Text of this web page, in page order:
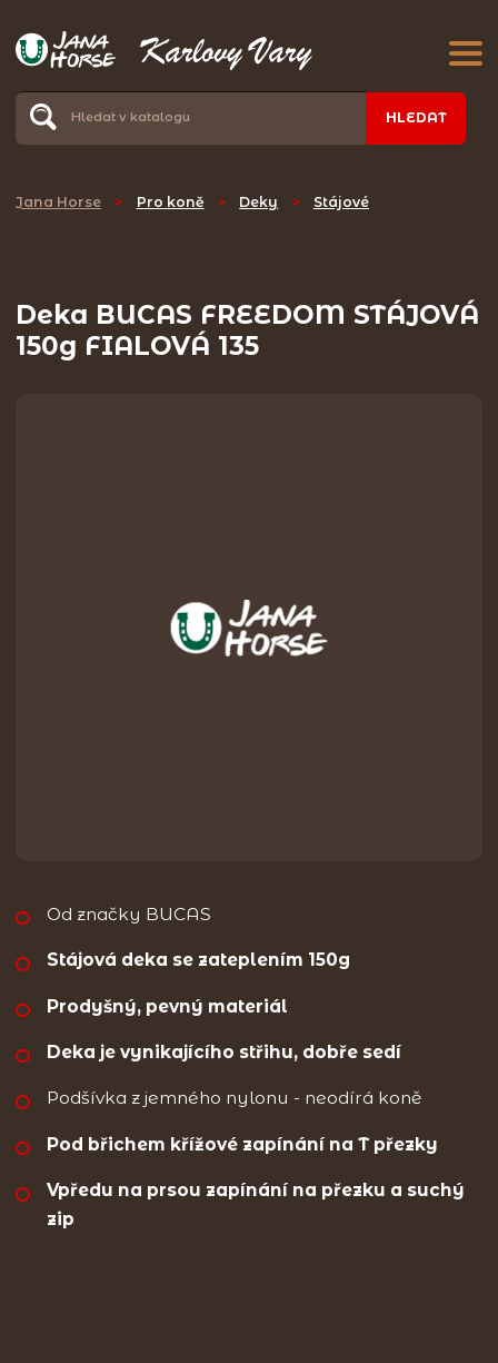
HLEDAT
Jana Horse > Pro koně > Deky > Stájové
Deka BUCAS FREEDOM STÁJOVÁ
150g FIALOVÁ 135
Od značky BUCAS
Stájová deka se zateplením 150g
Prodyšný, pevný materiál
Deka je vynikajícího střihu, dobře sedí
Podšívka z jemného nylonu - neodírá koně
Pod břichem křížové zapínání na T přezky
Vpředu na prsou zapínání na přezku a suchý
zip